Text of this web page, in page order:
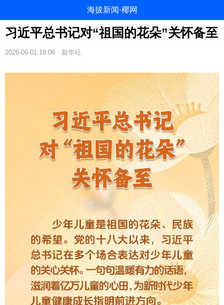
海拔新闻·椰网
习近平总书记对“祖国的花朵”关怀备至
2026-06-01 19:06 新华社